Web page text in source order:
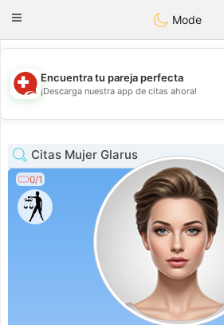
Suissi
Toggle
Mode
💖
Encuentra tu pareja perfecta
¡Descarga nuestra app de citas ahora!
Citas Mujer Glarus
0/1